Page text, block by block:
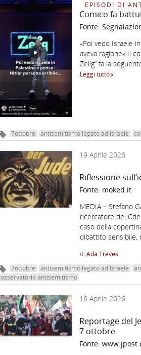
EPISODI DI
Comico fa
Fonte:
«Poi vedo Israele
aveva ragione» Il
Zelig” fa la
Leggi tutto
7ottobre antisemitismo legato ad Israele
19 Aprile 2026
Riflessione
Fonte: moked.it
MEDIA – Stefano
ricercatore del
caso della
dibattito sensibile,
di Ada Treves
7ottobre antisemitismo legato ad Israele
osservatorio antisemitismo
16 Aprile 2026
Reportage del
7 ottobre
Fonte: